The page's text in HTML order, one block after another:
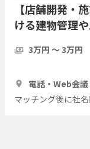
【店舗開発・
ける建物管理
3万円 〜 3万円
電話・Web会議
マッチング後に社